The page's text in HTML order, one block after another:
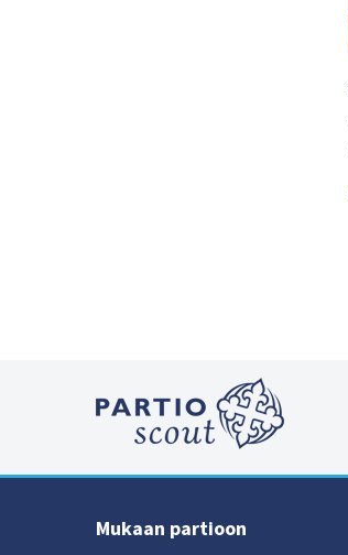
Mukaan partioon